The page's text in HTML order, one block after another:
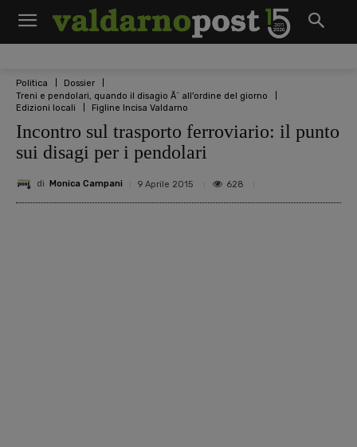
Politica
Dossier
Treni e pendolari, quando il disagio Ã¨ all'ordine del giorno
Edizioni locali
Figline Incisa Valdarno
Incontro sul trasporto ferroviario: il punto
sui disagi per i pendolari
di Monica Campani 9 Aprile 2015 628